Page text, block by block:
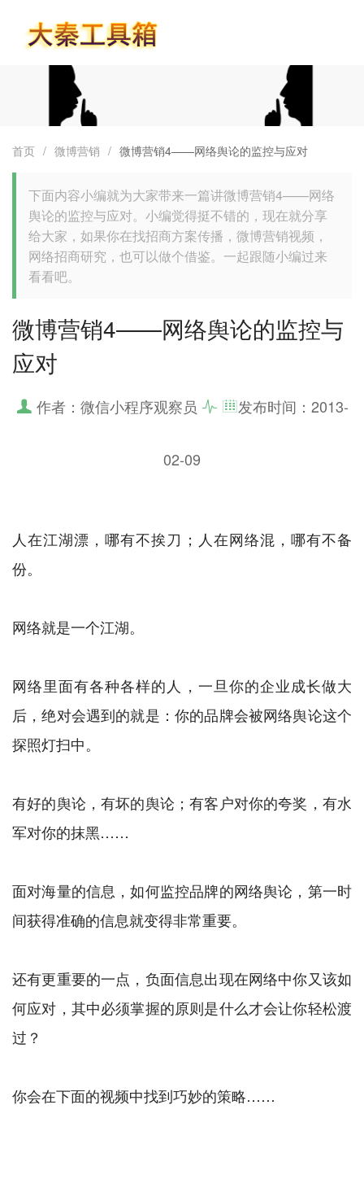
首页 / 微博营销 / 微博营销4——网络舆论的监控与应对
下面内容小编就为大家带来一篇讲微博营销4——网络
舆论的监控与应对。小编觉得挺不错的，现在就分享
给大家，如果你在找招商方案传播，微博营销视频，
网络招商研究，也可以做个借鉴。一起跟随小编过来
看看吧。
微博营销4——网络舆论的监控与
应对
作者：微信小程序观察员 发布时间： 2013-
02-09
人在江湖漂，哪有不挨刀；人在网络混，哪有不备
份。
网络就是一个江湖。
网络里面有各种各样的人，一旦你的企业成长做大
后，绝对会遇到的就是：你的品牌会被网络舆论这个
探照灯扫中。
有好的舆论，有坏的舆论；有客户对你的夸奖，有水
军对你的抹黑……
面对海量的信息，如何监控品牌的网络舆论，第一时
间获得准确的信息就变得非常重要。
还有更重要的一点，负面信息出现在网络中你又该如
何应对，其中必须掌握的原则是什么才会让你轻松渡
过？
你会在下面的视频中找到巧妙的策略……